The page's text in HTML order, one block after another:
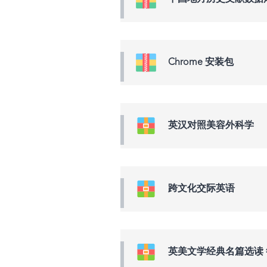
Chrome 安装包
英汉对照美容外科学
跨文化交际英语
英美文学经典名篇选读